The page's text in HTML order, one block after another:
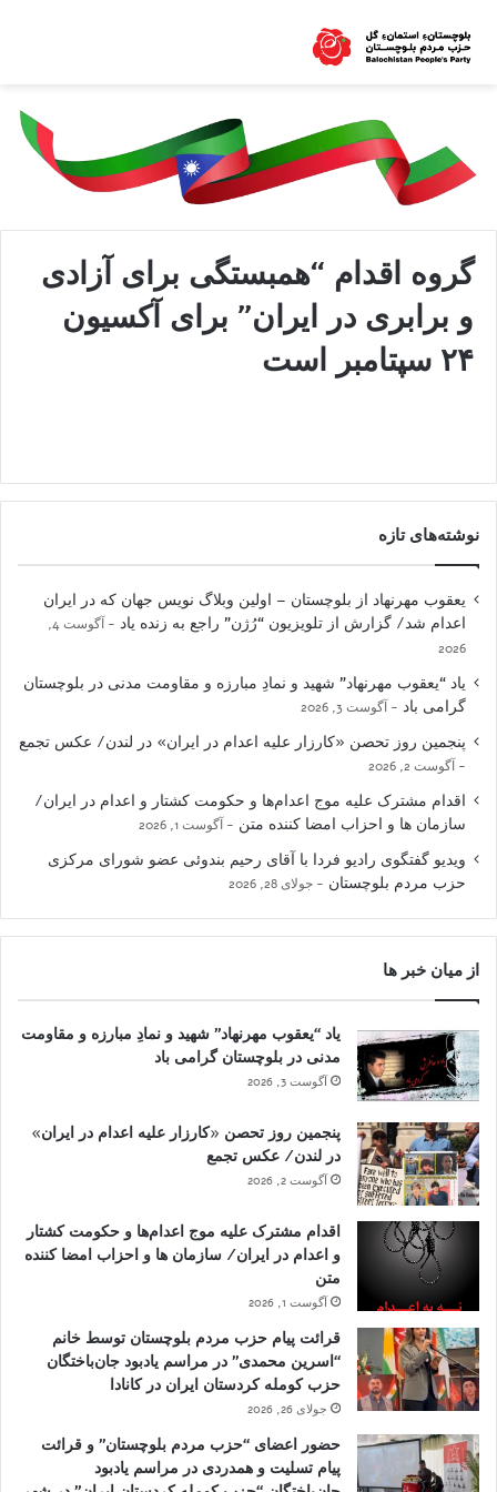
گروه اقدام “ھمبستگی برای آزادی
و برابری در ایران” برای آکسیون
۲۴ سپتامبر است
نوشته‌های تازه
یعقوب مهرنهاد از بلوچستان – اولین وبلاگ نویس جهان که در ایران
اعدام شد/ گزارش از تلویزیون “رُژن” راجع به زنده یاد
آگوست 4,
2026
یاد “یعقوب مهرنهاد” شهید و نمادِ مبارزه و مقاومت مدنی در بلوچستان
گرامی باد
آگوست 3, 2026
پنجمین روز تحصن «کارزار علیه اعدام در ایران» در لندن/ عکس تجمع
آگوست 2, 2026
اقدام مشترک علیه موج اعدام‌ها و حکومت کشتار و اعدام در ایران/
سازمان ها و احزاب امضا کننده متن
آگوست 1, 2026
ویدیو گفتگوی رادیو فردا با آقای رحیم بندوئی عضو شورای مرکزی
حزب مردم بلوچستان
جولای 28, 2026
از میان خبر ها
یاد “یعقوب مهرنهاد” شهید و نمادِ مبارزه و مقاومت
مدنی در بلوچستان گرامی باد
آگوست 3, 2026
پنجمین روز تحصن «کارزار علیه اعدام در ایران»
در لندن/ عکس تجمع
آگوست 2, 2026
اقدام مشترک علیه موج اعدام‌ها و حکومت کشتار
و اعدام در ایران/ سازمان ها و احزاب امضا کننده
متن
آگوست 1, 2026
قرائت پیام حزب مردم بلوچستان توسط خانم
“اسرین محمدی” در مراسم یادبود جان‌باختگان
حزب کومله کردستان ایران در کانادا
جولای 26, 2026
حضور اعضای “حزب مردم بلوچستان” و قرائت
پیام تسلیت و همدردی در مراسم یادبود